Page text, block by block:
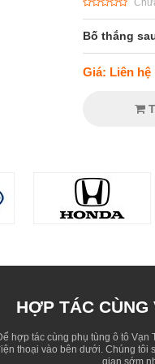
Bố thắng
Giá: Liên hệ
HỢP TÁC CÙNG
hợp tác cùng phụ tùng ô tô Vạn
thoại vào bên dưới. Chúng tôi
gian sớm